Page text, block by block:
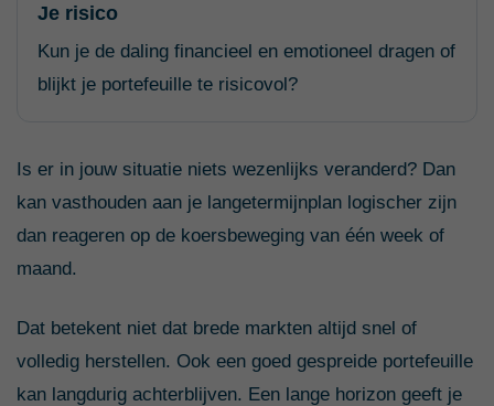
Je risico
Kun je de daling financieel en emotioneel dragen of
blijkt je portefeuille te risicovol?
Is er in jouw situatie niets wezenlijks veranderd? Dan
kan vasthouden aan je langetermijnplan logischer zijn
dan reageren op de koersbeweging van één week of
maand.
Dat betekent niet dat brede markten altijd snel of
volledig herstellen. Ook een goed gespreide portefeuille
kan langdurig achterblijven. Een lange horizon geeft je